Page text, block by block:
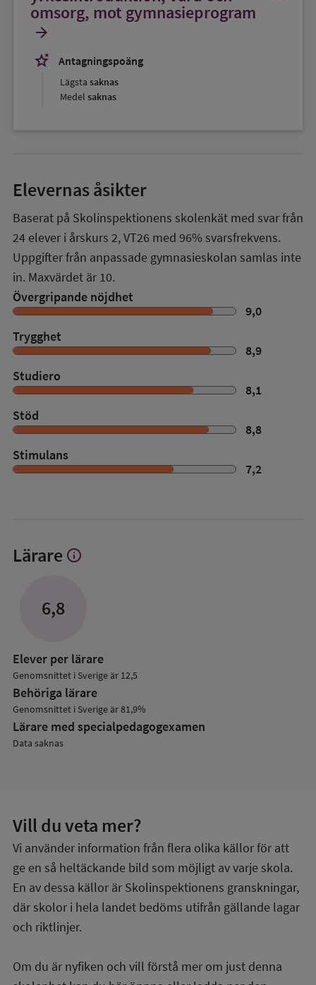
omsorg, mot gymnasieprogram
arrow_forward
stars_2
Antagningspoäng
Lägsta saknas
Medel saknas
Elevernas åsikter
Baserat på Skolinspektionens skolenkät med svar från
24 elever i årskurs 2,VT26 med 96% svarsfrekvens.
Uppgifter från anpassade gymnasieskolan samlas inte
in. Maxvärdet är 10.
Övergripande nöjdhet
9,0
Trygghet
8,9
Studiero
8,1
Stöd
8,8
Stimulans
7,2
Lärare Visa
info
6,8
Elever per lärare
Genomsnittet i Sverige är 12,5
Behöriga lärare
Genomsnittet i Sverige är 81,9%
Lärare med specialpedagog­examen
Data saknas
Vill du veta mer?
Vi använder information från flera olika källor för att
ge en så heltäckande bild som möjligt av varje skola.
En av dessa källor är Skolinspektionens granskningar,
där skolor i hela landet bedöms utifrån gällande lagar
och riktlinjer.
Om du är nyfiken och vill förstå mer om just denna